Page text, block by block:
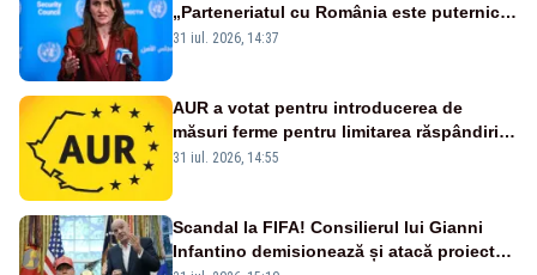
„Parteneriatul cu România este puternic
și prețuit”
31 iul. 2026, 14:37
AUR a votat pentru introducerea de
măsuri ferme pentru limitarea răspândirii
virusului pestei porcine africane
31 iul. 2026, 14:55
Scandal la FIFA! Consilierul lui Gianni
Infantino demisionează și atacă proiectul